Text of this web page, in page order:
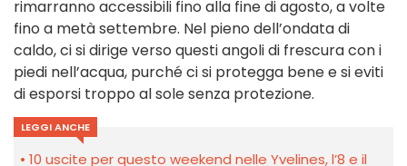
rimarranno accessibili fino alla fine di agosto, a volte
fino a metà settembre. Nel pieno dell’ondata di
caldo, ci si dirige verso questi angoli di frescura con i
piedi nell’acqua, purché ci si protegga bene e si eviti
di esporsi troppo al sole senza protezione.
LEGGI ANCHE
10 uscite per questo weekend nelle Yvelines, l’8 e il